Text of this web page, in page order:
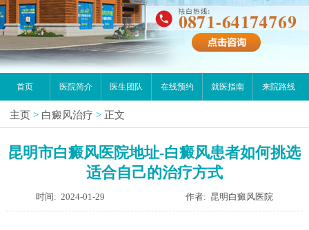
首页 医院简介 医生团队 在线预约 就医指南 来院路线
主页 > 白癜风治疗 > 正文
昆明市白癜风医院地址-白癜风患者如何挑选
适合自己的治疗方式
时间: 2024-01-29 作者: 昆明白癜风医院